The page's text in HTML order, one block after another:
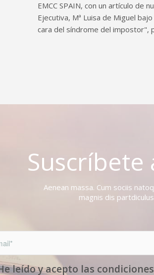
EMCC SPAIN, con un artículo de
Ejecutiva, Mª Luisa de Miguel
cara del síndrome del impostor",
Suscríbete
Aenean massa. Cum sociis
magnis dis
leído y acepto las